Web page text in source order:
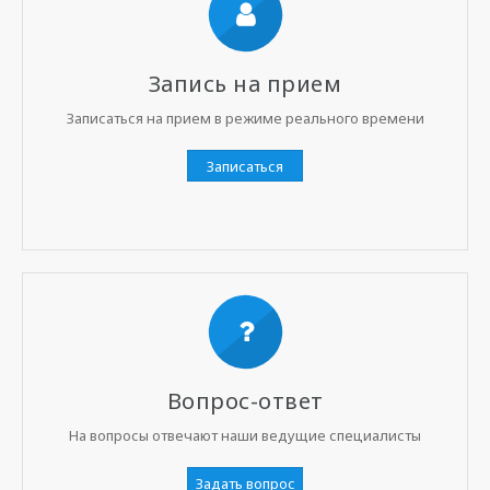
Запись на прием
Записаться на прием в режиме реального времени
Записаться
Вопрос-ответ
На вопросы отвечают наши ведущие специалисты
Задать вопрос